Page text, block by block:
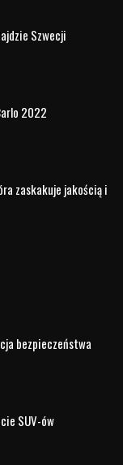
się na
(volvocars-
godz. 10.00 –
– tu